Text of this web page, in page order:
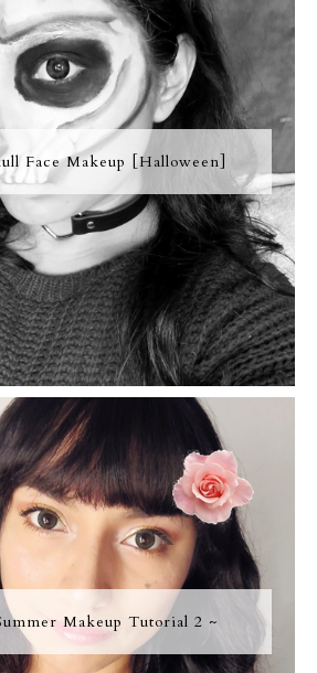
Face Makeup [Halloween]
Makeup Tutorial 2 ~